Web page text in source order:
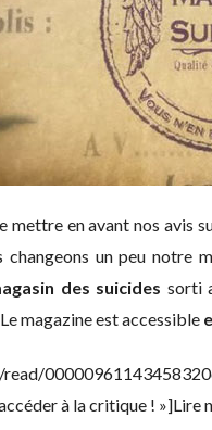
mettre en avant nos avis
changeons un peu
des suicides sorti
magazine est accessible
à la critique ! »]Lire